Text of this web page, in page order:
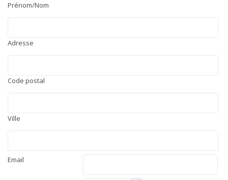
Prénom/Nom
Adresse
Code postal
Ville
Email